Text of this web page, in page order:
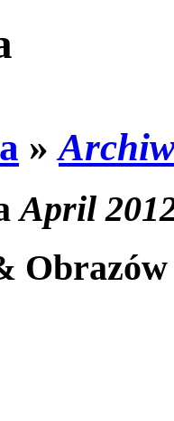
»
April
Obrazów